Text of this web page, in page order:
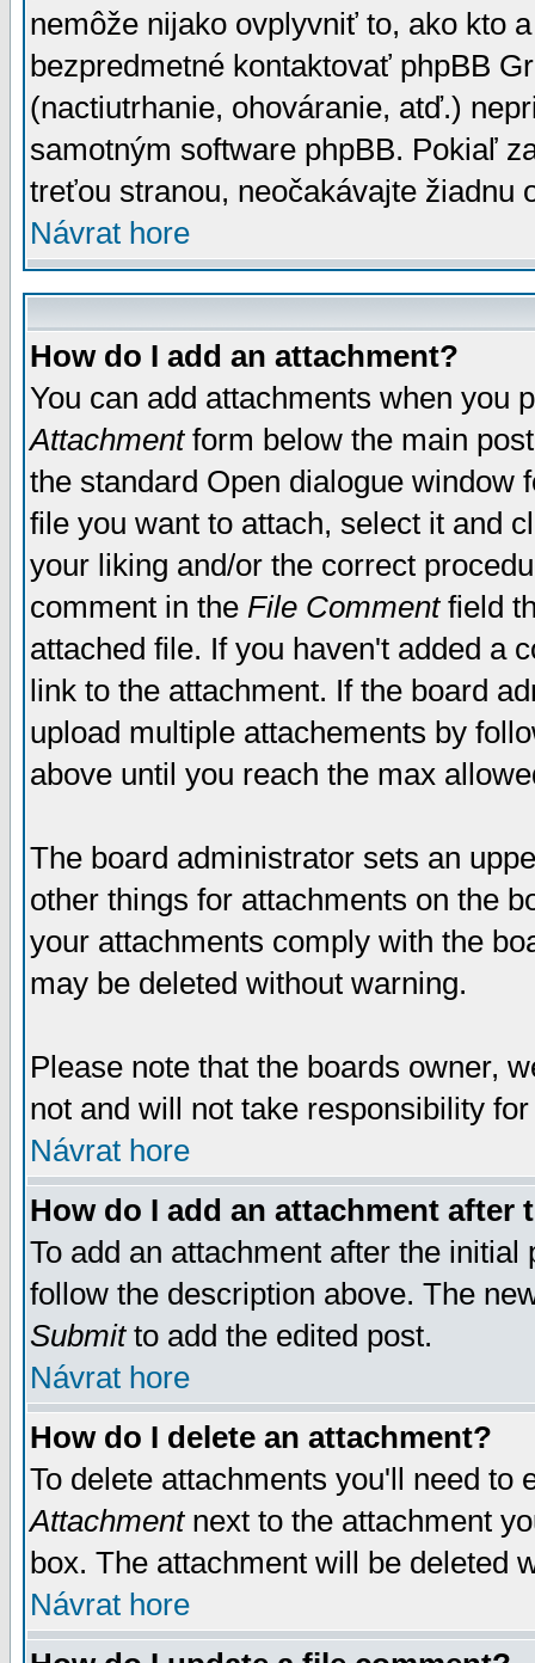
nemôže nijako ovplyvniť to, ako kto
bezpredmetné kontaktovať phpBB
(nactiutrhanie, ohováranie, atď.)
samotným software phpBB. Pokiaľ
treťou stranou, neočakávajte žiadnu
Návrat hore
How do I add an attachment?
You can add attachments when you
Attachmentform below the main
the standard Open dialogue window
file you want to attach, select it and
your liking and/or the correct
comment in the File Commentfield
attached file. If you haven't added a
link to the attachment. If the board
upload multiple attachements by
above until you reach the max
The board administrator sets an
other things for attachments on the
your attachments comply with the
may be deleted without warning.
Please note that the boards owner,
not and will not take responsibility
Návrat hore
How do I add an attachment after
To add an attachment after the
follow the description above. The
Submitto add the edited post.
Návrat hore
How do I delete an attachment?
To delete attachments you'll need
Attachmentnext to the attachment
box. The attachment will be deleted
Návrat hore